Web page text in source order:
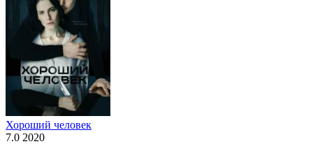
Хороший человек
7.0 2020